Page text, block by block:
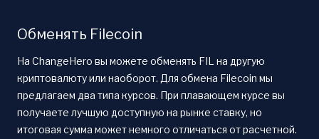
Обменять Filecoin
На ChangeHero вы можете обменять FIL на другую
криптовалюту или наоборот. Для обмена Filecoin мы
предлагаем два типа курсов. При плавающем курсе вы
получаете лучшую доступную на рынке ставку, но
итоговая сумма может немного отличаться от расчетной.